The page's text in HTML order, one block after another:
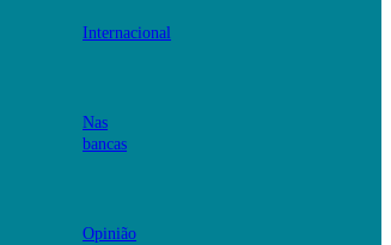
Internacional
Nas
bancas
Opinião